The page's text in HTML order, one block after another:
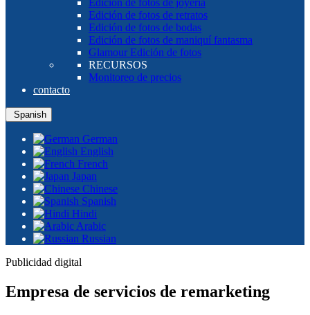
Edición de fotos de joyería
Edición de fotos de retratos
Edición de fotos de bodas
Edición de fotos de maniquí fantasma
Glamour Edición de fotos
RECURSOS
Monitoreo de precios
contacto
Spanish
German
English
French
Japan
Chinese
Spanish
Hindi
Arabic
Russian
Publicidad digital
Empresa de servicios de remarketing